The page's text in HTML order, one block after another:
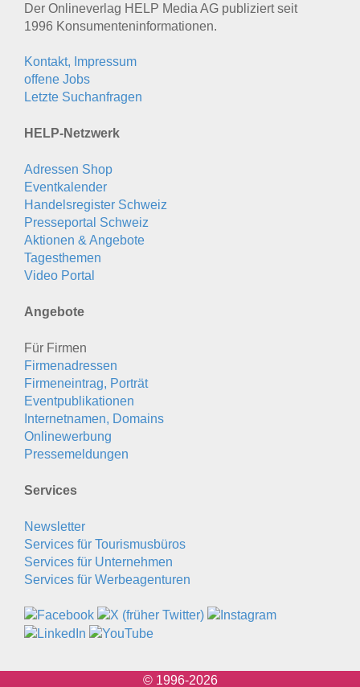
Der Onlineverlag HELP Media AG publiziert seit
1996 Konsumenten­informationen.
Kontakt, Impressum
offene Jobs
Letzte Suchanfragen
HELP-Netzwerk
Adressen Shop
Eventkalender
Handelsregister Schweiz
Presseportal Schweiz
Aktionen & Angebote
Tagesthemen
Video Portal
Angebote
Für Firmen
Firmenadressen
Firmeneintrag, Porträt
Eventpublikationen
Internetnamen, Domains
Onlinewerbung
Pressemeldungen
Services
Newsletter
Services für Tourismusbüros
Services für Unternehmen
Services für Werbeagenturen
© 1996-2026